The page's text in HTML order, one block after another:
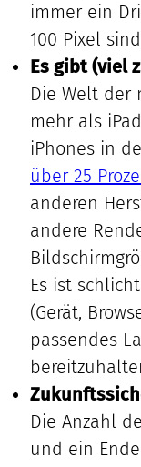
immer ein
100 Pixel
Es gibt (viel
Die Welt der
mehr als
iPhones in
über 25
anderen
andere
Es ist
(Gerät,
passendes
Die Anzahl
und ein